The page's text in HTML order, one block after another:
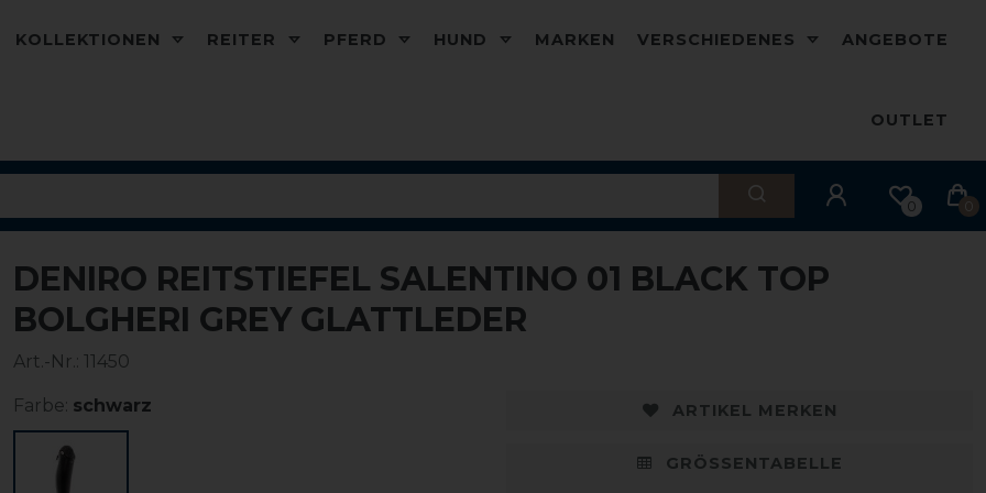
KOLLEKTIONEN REITER PFERD HUND MARKEN VERSCHIEDENES ANGEBOTE
OUTLET
0 0
DENIRO REITSTIEFEL SALENTINO 01 BLACK TOP
BOLGHERI GREY GLATTLEDER
Art.-Nr.: 11450
Farbe: schwarz ARTIKEL MERKEN
GRÖSSENTABELLE